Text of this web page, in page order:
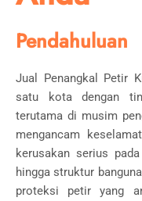
Pendahuluan
Jual Penangkal Petir
satu kota dengan
terutama di musim
mengancam
kerusakan serius
hingga struktur
proteksi petir yang